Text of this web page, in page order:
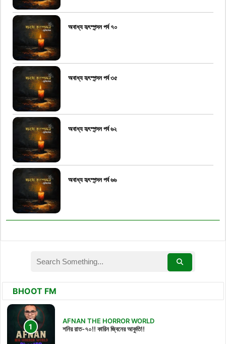
অবাধ্য হৃৎস্পন্দন পর্ব ৭০
অবাধ্য হৃৎস্পন্দন পর্ব ৩৫
অবাধ্য হৃৎস্পন্দন পর্ব ৬২
অবাধ্য হৃৎস্পন্দন পর্ব ৬৬
BHOOT FM
AFNAN THE HORROR WORLD
শনির রাত-৭০!! কারিন জ্বিনের আকুতি!!